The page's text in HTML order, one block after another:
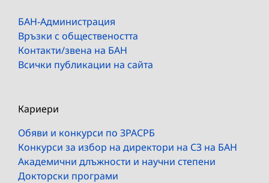
БАН-Администрация
Връзки с обществеността
Контакти/звена на БАН
Всички публикации на сайта
Кариери
Обяви и конкурси по ЗРАСРБ
Конкурси за избор на директори на СЗ на БАН
Академични длъжности и научни степени
Докторски програми